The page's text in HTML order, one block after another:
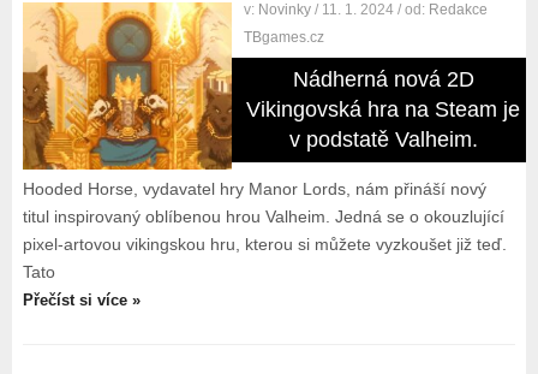
v: Novinky / 11. 1. 2024 / od: Redakce
TBgames.cz
Nádherná nová 2D
Vikingovská hra na Steam je
v podstatě Valheim.
Hooded Horse, vydavatel hry Manor Lords, nám přináší nový
titul inspirovaný oblíbenou hrou Valheim. Jedná se o okouzlující
pixel-artovou vikingskou hru, kterou si můžete vyzkoušet již teď.
Tato
Přečíst si více »